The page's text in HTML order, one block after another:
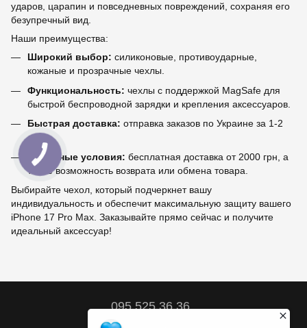
ударов, царапин и повседневных повреждений, сохраняя его
безупречный вид.
Наши преимущества:
Широкий выбор: силиконовые, противоударные,
кожаные и прозрачные чехлы.
Функциональность: чехлы с поддержкой MagSafe для
быстрой беспроводной зарядки и крепления аксессуаров.
Быстрая доставка: отправка заказов по Украине за 1-2
дня.
Выгодные условия: бесплатная доставка от 2000 грн, а
также возможность возврата или обмена товара.
Выбирайте чехол, который подчеркнет вашу
индивидуальность и обеспечит максимальную защиту вашего
iPhone 17 Pro Max. Заказывайте прямо сейчас и получите
идеальный аксессуар!
095 525 36 36